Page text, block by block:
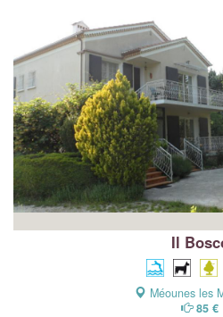
Il
Méounes les
85 €